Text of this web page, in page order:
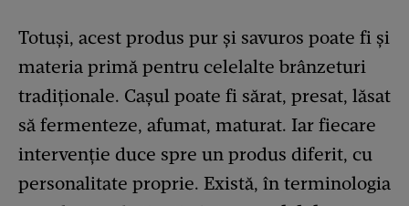
Totuși, acest produs pur și savuros poate fi și
materia primă pentru celelalte brânzeturi
tradiționale. Cașul poate fi sărat, presat, lăsat
să fermenteze, afumat, maturat. Iar fiecare
intervenție duce spre un produs diferit, cu
personalitate proprie. Există, în terminologia